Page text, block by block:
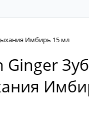
Имбирь 15 мл